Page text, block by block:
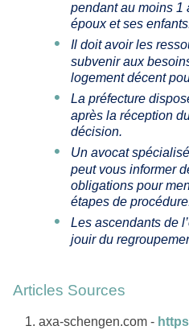
pendant au moins 1
époux et ses
Il doit avoir les
subvenir aux
logement décent
La préfecture
après la réception
décision.
Un avocat
peut vous informer
obligations pour
étapes de
Les ascendants de
jouir du
Articles Sources
axa-schengen.com -